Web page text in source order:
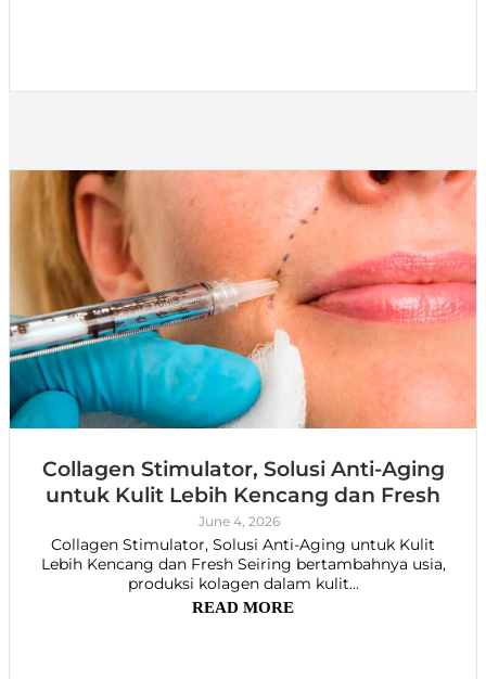
Collagen Stimulator, Solusi Anti-Aging
untuk Kulit Lebih Kencang dan Fresh
June 4, 2026
Collagen Stimulator, Solusi Anti-Aging untuk Kulit
Lebih Kencang dan Fresh Seiring bertambahnya usia,
produksi kolagen dalam kulit...
READ MORE